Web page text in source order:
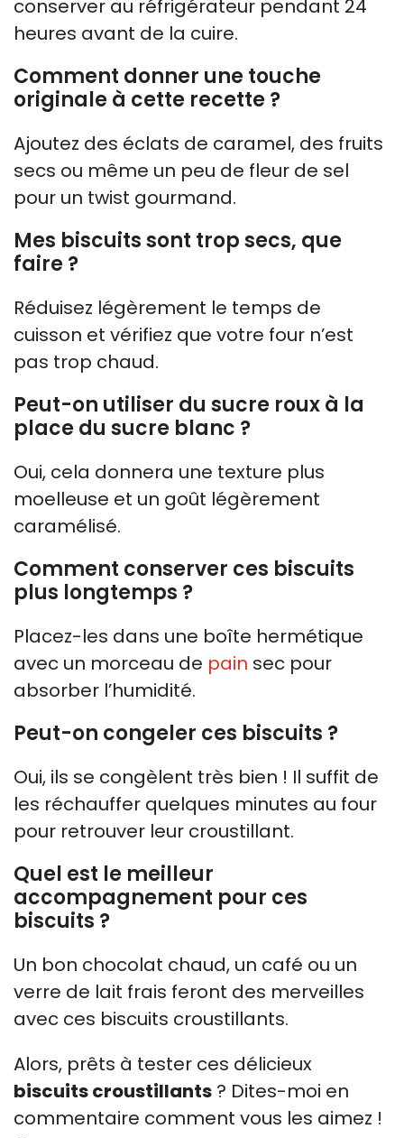
conserver au réfrigérateur pendant 24
heures avant de la cuire.
Comment donner une touche
originale à cette recette ?
Ajoutez des éclats de caramel, des fruits
secs ou même un peu de fleur de sel
pour un twist gourmand.
Mes biscuits sont trop secs, que
faire ?
Réduisez légèrement le temps de
cuisson et vérifiez que votre four n’est
pas trop chaud.
Peut-on utiliser du sucre roux à la
place du sucre blanc ?
Oui, cela donnera une texture plus
moelleuse et un goût légèrement
caramélisé.
Comment conserver ces biscuits
plus longtemps ?
Placez-les dans une boîte hermétique
avec un morceau de pain sec pour
absorber l’humidité.
Peut-on congeler ces biscuits ?
Oui, ils se congèlent très bien ! Il suffit de
les réchauffer quelques minutes au four
pour retrouver leur croustillant.
Quel est le meilleur
accompagnement pour ces
biscuits ?
Un bon chocolat chaud, un café ou un
verre de lait frais feront des merveilles
avec ces biscuits croustillants.
Alors, prêts à tester ces délicieux
biscuits croustillants ? Dites-moi en
commentaire comment vous les aimez !